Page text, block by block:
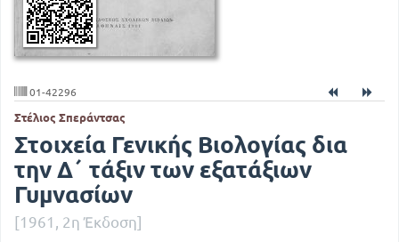
01-42296
Στέλιος Σπεράντσας
Στοιχεία Γενικής Βιολογίας δια
την Δ΄ τάξιν των εξατάξιων
Γυμνασίων
[1961, 2η Έκδοση]